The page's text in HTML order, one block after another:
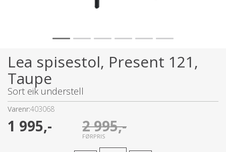
Lea spisestol, Present 121,
Taupe
Sort eik understell
Varenr:403068
1 995,- 2 995,-
FØRPRIS